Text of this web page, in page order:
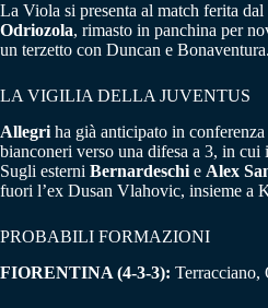
La Viola si presenta al match ferita
Odriozola, rimasto in panchina per
un terzetto con Duncan e
LA VIGILIA DELLA JUVENTUS
Allegri ha già anticipato in conferenza
bianconeri verso una difesa a 3, in
Sugli esterni Bernardeschi e Alex
fuori l’ex Dusan Vlahovic, insieme a
PROBABILI FORMAZIONI
FIORENTINA (4-3-3): Terracciano,